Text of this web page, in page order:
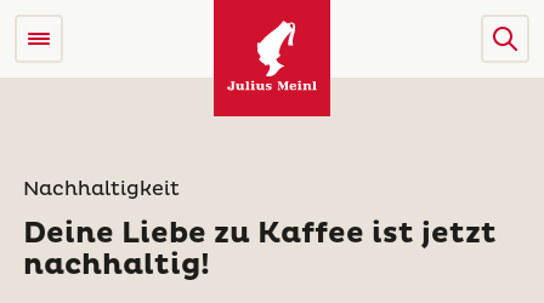
Nachhaltigkeit
Deine Liebe zu Kaffee ist jetzt
nachhaltig!